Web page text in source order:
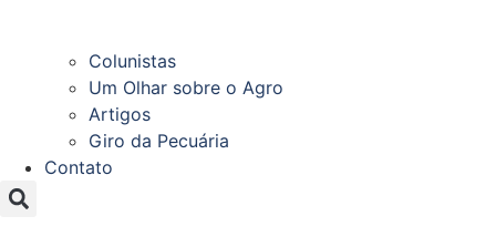
Colunistas
Um Olhar sobre o Agro
Artigos
Giro da Pecuária
Contato